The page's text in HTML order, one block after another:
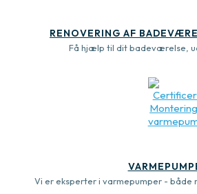
RENOVERING AF
Få hjælp til dit badeværelse,
Vi er eksperter i varmepumper - både